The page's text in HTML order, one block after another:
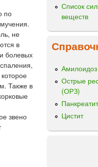
по
не
в
болевых
Также в
звено
Список
веществ
Амилоидоз
Острые
(ОРЗ)
Панкреатит
Цистит